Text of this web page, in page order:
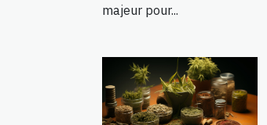
majeur pour...